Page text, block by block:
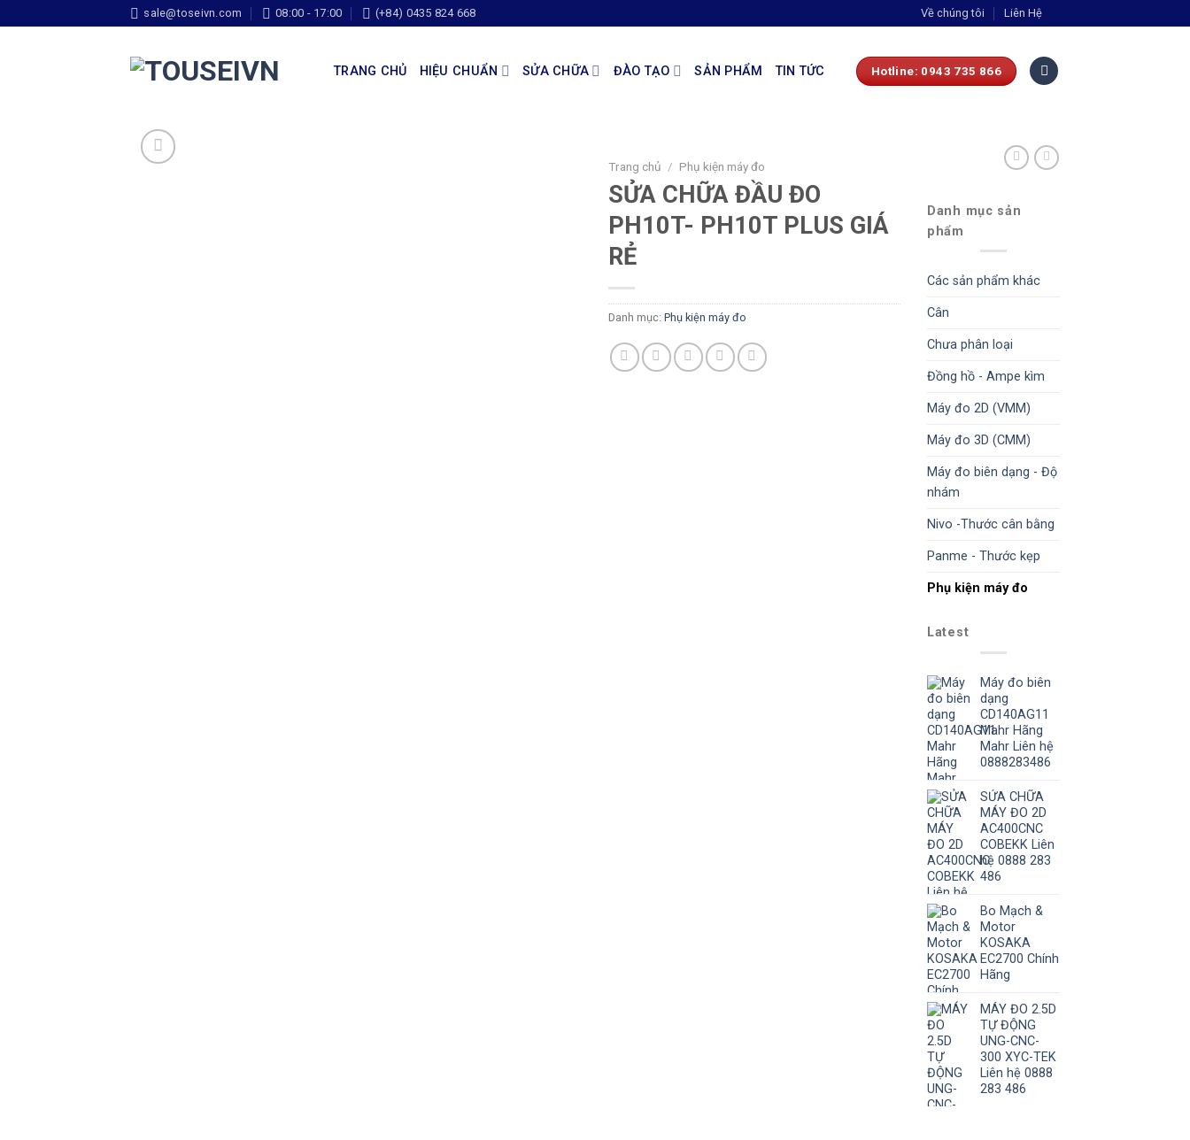
sale@toseivn.com 08:00 - 17:00 (+84) 0435 824 668 Về chúng tôi Liên Hệ
TRANG CHỦ HIỆU CHUẨN SỬA CHỮA ĐÀO TẠO SẢN PHẨM TIN TỨC Hotline: 0943 735 866
Trang chủ / Phụ kiện máy đo
SỬA CHỮA ĐẦU ĐO
PH10T- PH10T PLUS GIÁ
RẺ
Danh mục: Phụ kiện máy đo
Danh mục sản
phẩm
Các sản phẩm khác
Cân
Chưa phân loại
Đồng hồ - Ampe kìm
Máy đo 2D (VMM)
Máy đo 3D (CMM)
Máy đo biên dạng - Độ
nhám
Nivo -Thước cân bằng
Panme - Thước kẹp
Phụ kiện máy đo
Latest
Máy đo biên
dạng
CD140AG11
Mahr Hãng
Mahr Liên hệ
0888283486
SỬA CHỮA
MÁY ĐO 2D
AC400CNC
COBEKK Liên
hệ 0888 283
486
Bo Mạch &
Motor
KOSAKA
EC2700 Chính
Hãng
MÁY ĐO 2.5D
TỰ ĐỘNG
UNG-CNC-
300 XYC-TEK
Liên hệ 0888
283 486